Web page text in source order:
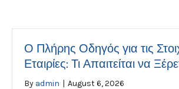
Ο Πλήρης Οδηγός για τις
Εταιρίες: Τι Απαιτείται να
By admin | August 6, 2026